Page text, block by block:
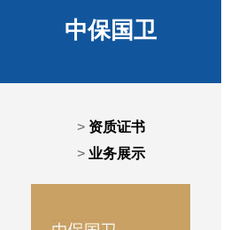
中保国卫
> 资质证书
> 业务展示